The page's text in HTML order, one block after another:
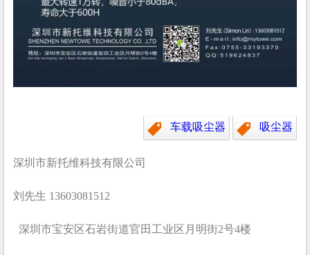
车载吸尘器 吸尘器
深圳市新托维科技有限公司
刘先生 13603081512
深圳市宝安区石岩街道官田工业区月明街2号4楼